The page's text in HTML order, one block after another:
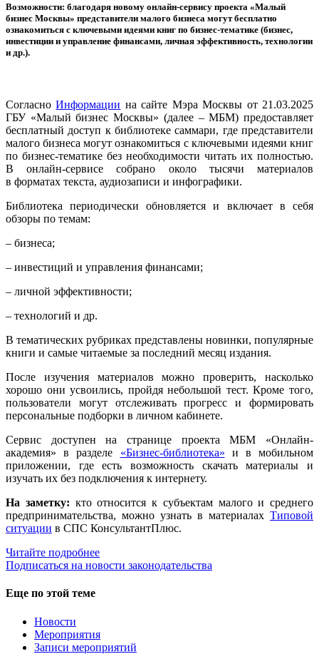
Возможности: благодаря новому онлайн-сервису проекта «Малый
бизнес Москвы» представители малого бизнеса могут бесплатно
ознакомиться с ключевыми идеями книг по бизнес-тематике (бизнес,
инвестиции и управление финансами, личная эффективность, технологии
и др.).
СогласноИнформации на сайте Мэра Москвы от 21.03.2025
ГБУ «Малый бизнес Москвы» (далее – МБМ) предоставляет
бесплатный доступ к библиотеке саммари, где представители
малого бизнеса могут ознакомиться с ключевыми идеями книг
по бизнес-тематике без необходимости читать их полностью.
В онлайн-сервисе собрано около тысячи материалов
в форматах текста, аудиозаписи и инфографики.
Библиотека периодически обновляется и включает в себя
обзоры по темам:
– бизнеса;
– инвестиций и управления финансами;
– личной эффективности;
– технологий и др.
В тематических рубриках представлены новинки, популярные
книги и самые читаемые за последний месяц издания.
После изучения материалов можно проверить, насколько
хорошо они усвоились, пройдя небольшой тест. Кроме того,
пользователи могут отслеживать прогресс и формировать
персональные подборки в личном кабинете.
Сервис доступен на странице проекта МБМ «Онлайн-
академия» в разделе «Бизнес-библиотека» и в мобильном
приложении, где есть возможность скачать материалы и
изучать их без подключения к интернету.
На заметку: кто относится к субъектам малого и среднего
предпринимательства, можно узнать в материалах Типовой
ситуации в СПС КонсультантПлюс.
Читайте подробнее
Подписаться на новости законодательства
Еще по этой теме
Новости
Мероприятия
Записи мероприятий